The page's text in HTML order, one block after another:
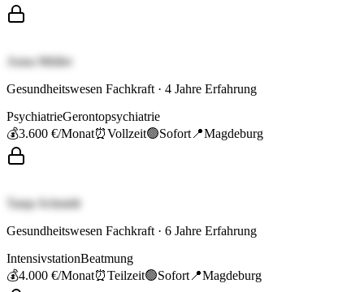
Anna Müller
Gesundheitswesen Fachkraft · 4 Jahre Erfahrung
PsychiatrieGerontopsychiatrie
💰3.600 €/Monat⏰Vollzeit🟢Sofort 📍Magdeburg
Tanja Schmidt
Gesundheitswesen Fachkraft · 6 Jahre Erfahrung
IntensivstationBeatmung
💰4.000 €/Monat⏰Teilzeit🟢Sofort 📍Magdeburg